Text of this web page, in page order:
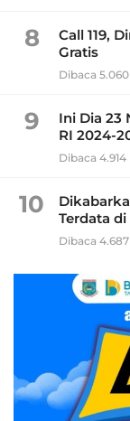
8
Call 119,
Gratis
Dibaca
9
Ini Dia 23
RI 2024-
Dibaca 4.914
10
Terdata
Dibaca